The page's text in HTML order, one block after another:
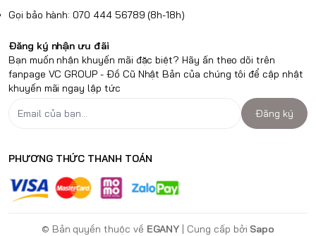
Gọi bảo hành: 070 444 56789 (8h-18h)
Đăng ký nhận ưu đãi
Bạn muốn nhận khuyến mãi đặc biệt? Hãy ấn theo dõi trên
fanpage VC GROUP - Đồ Cũ Nhật Bản của chúng tôi để cập nhật
khuyến mãi ngay lập tức
Đăng ký
PHƯƠNG THỨC THANH TOÁN
© Bản quyền thuộc về EGANY | Cung cấp bởi Sapo